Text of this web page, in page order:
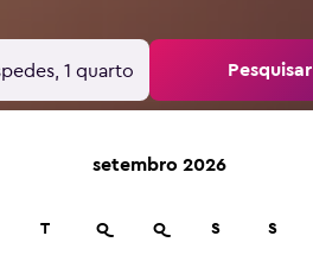
1 quarto Pesquisar
setembro 2026
T Q Q S S